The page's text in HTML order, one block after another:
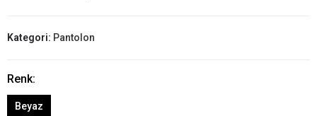
Kategori: Pantolon
Renk:
Beyaz